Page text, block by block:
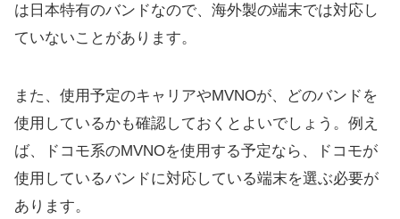
は日本特有のバンドなので、海外製の端末では対応し
ていないことがあります。
また、使用予定のキャリアやMVNOが、どのバンドを
使用しているかも確認しておくとよいでしょう。例え
ば、ドコモ系のMVNOを使用する予定なら、ドコモが
使用しているバンドに対応している端末を選ぶ必要が
あります。